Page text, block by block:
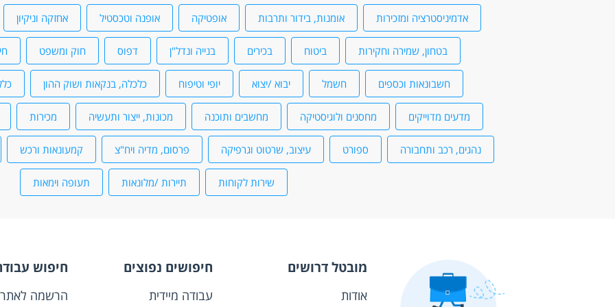
אדמיניסטרציה ומזכירות אומנות, בידור ותרבות אופטיקה אופנה וטכסטיל אחזקה וניקיון
בטחון, שמירה וחקירות ביטוח בכירים בנייה ונדל"ן דפוס חוק ומשפט
חשבונאות וכספים חשמל יבוא /יצוא יופי וטיפוח כלכלה, בנקאות ושוק ההון
מדעים מדוייקים מחסנים ולוגיסטיקה מחשבים ותוכנה מכונות, ייצור ותעשיה מכירות
נהגים, רכב ותחבורה ספורט עיצוב, שרטוט וגרפיקה פרסום, מדיה ויח"צ קמעונאות ורכש
שירות לקוחות תיירות /מלונאות תעופה וימאות
מובטל דרושים
אודות
חיפושים נפוצים
עבודה מיידית
חיפוש
הרשמה לאתר